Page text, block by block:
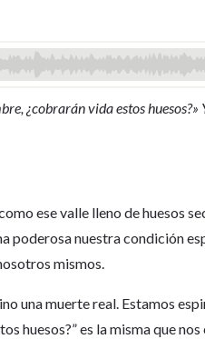
¿cobrarán vida estos huesos?»
ese valle lleno de huesos
poderosa nuestra condición
mismos.
una muerte real. Estamos
huesos?” es la misma que